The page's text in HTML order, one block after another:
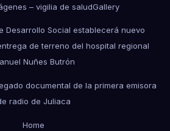
– vigilia de saludGallery
Desarrollo Social establecerá nuevo
de terreno del hospital regional
Nuñes Butrón
documental de la primera emisora
radio de Juliaca
Home